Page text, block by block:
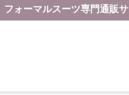
フォーマルスーツ専門通販